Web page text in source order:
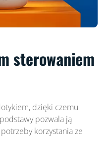
sterowaniem
dzięki czemu
pozwala ją
potrzeby korzystania ze